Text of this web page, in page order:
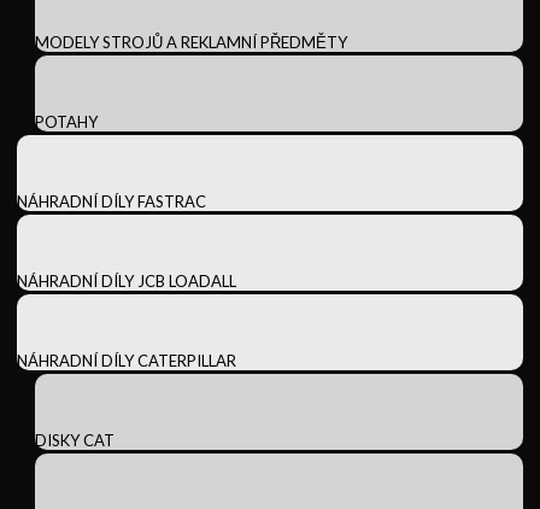
MODELY STROJŮ A REKLAMNÍ PŘEDMĚTY
POTAHY
NÁHRADNÍ DÍLY FASTRAC
NÁHRADNÍ DÍLY JCB LOADALL
NÁHRADNÍ DÍLY CATERPILLAR
DISKY CAT